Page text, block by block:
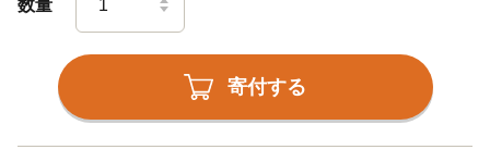
数量
寄付する